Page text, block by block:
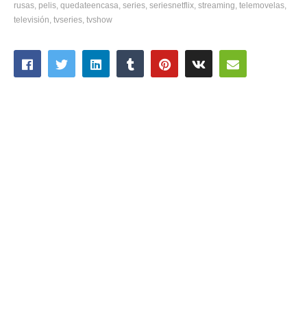
rusas pelis quedateencasa series seriesnetflix streaming telemovelas
televisión tvseries tvshow